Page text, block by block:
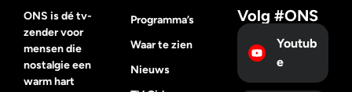
ONS is dé tv-
zender voor
mensen die
nostalgie een
warm hart
Programma’s
Waar te zien
Nieuws
Volg #ONS
Youtub
e